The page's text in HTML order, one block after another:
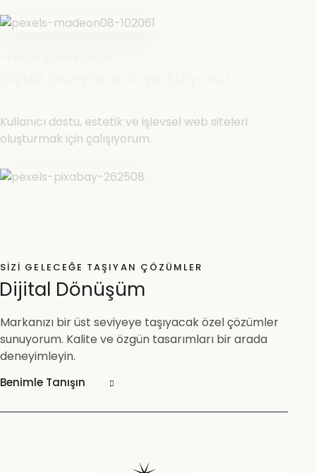
Kullanıcı dostu, estetik ve işlevsel web siteleri
oluşturmak için çalışıyorum.
SIZI GELECEĞE TAŞIYAN ÇÖZÜMLER
Dijital Dönüşüm
Markanızı bir üst seviyeye taşıyacak özel çözümler
sunuyorum. Kalite ve özgün tasarımları bir arada
deneyimleyin.
Benimle Tanışın